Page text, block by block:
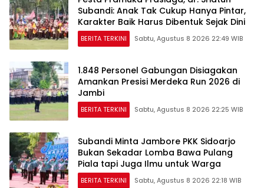
Subandi: Anak Tak Cukup Hanya Pintar,
Karakter Baik Harus Dibentuk Sejak Dini
BERITA TERKINI Sabtu, Agustus 8 2026 22:49 WIB
1.848 Personel Gabungan Disiagakan
Amankan Presisi Merdeka Run 2026 di
Jambi
BERITA TERKINI Sabtu, Agustus 8 2026 22:25 WIB
Subandi Minta Jambore PKK Sidoarjo
Bukan Sekadar Lomba Bawa Pulang
Piala tapi Juga Ilmu untuk Warga
BERITA TERKINI Sabtu, Agustus 8 2026 22:18 WIB